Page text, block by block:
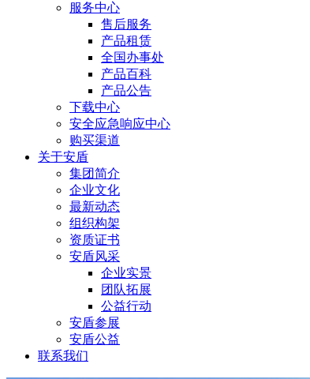
服务中心
售后服务
产品租赁
全国办事处
产品百科
产品公告
下载中心
安全应急响应中心
购买渠道
关于安盾
集团简介
企业文化
最新动态
组织构架
资质证书
安盾风采
企业实景
团队拓展
公益行动
安盾参展
安盾公益
联系我们